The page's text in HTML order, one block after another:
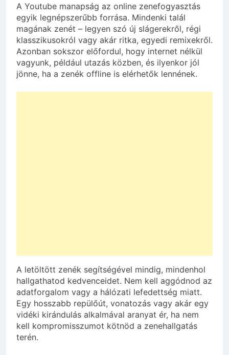
A Youtube manapság az online zenefogyasztás
egyik legnépszerűbb forrása. Mindenki talál
magának zenét – legyen szó új slágerekről, régi
klasszikusokról vagy akár ritka, egyedi remixekről.
Azonban sokszor előfordul, hogy internet nélkül
vagyunk, például utazás közben, és ilyenkor jól
jönne, ha a zenék offline is elérhetők lennének.
A letöltött zenék segítségével mindig, mindenhol
hallgathatod kedvenceidet. Nem kell aggódnod az
adatforgalom vagy a hálózati lefedettség miatt.
Egy hosszabb repülőút, vonatozás vagy akár egy
vidéki kirándulás alkalmával aranyat ér, ha nem
kell kompromisszumot kötnöd a zenehallgatás
terén.